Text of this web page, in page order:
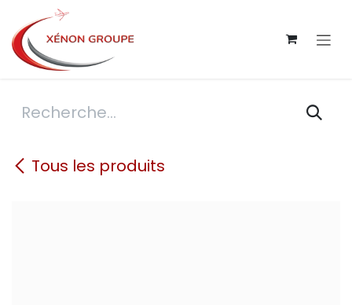
Se rendre au contenu
Tous les produits